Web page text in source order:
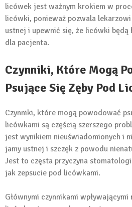
licówek jest ważnym krokiem w
licówki, ponieważ pozwala
ustnej i upewnić się, że licówki będą
dla pacjenta.
Czynniki, Które Mogą
Psujące Się Zęby Pod
Czynniki, które mogą powodować
licówkami są częścią szerszego
jest wynikiem nieuświadomionych i
jamy ustnej i szczęk z powodu
Jest to częsta przyczyna
jak zepsucie pod licówkami.
Głównymi czynnikami